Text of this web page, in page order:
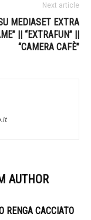
Next article
MEDIASET EXTRA
|| “EXTRAFUN” ||
“CAMERA CAFÈ”
AUTHOR
RENGA CACCIATO